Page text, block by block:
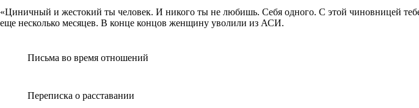
«Циничный и жестокий ты человек. И никого ты не любишь. Себя одного. С этой чиновницей
еще несколько месяцев. В конце концов женщину уволили из АСИ.
Письма во время отношений
Переписка о расставании